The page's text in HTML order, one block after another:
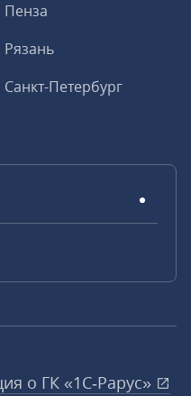
Пенза
Рязань
Санкт-Петербург
о ГК «1С‑Рарус»